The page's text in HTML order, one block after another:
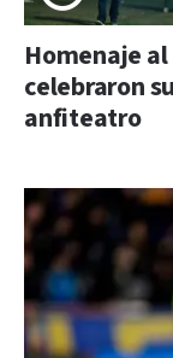
Homenaje
celebraron
anfiteatro